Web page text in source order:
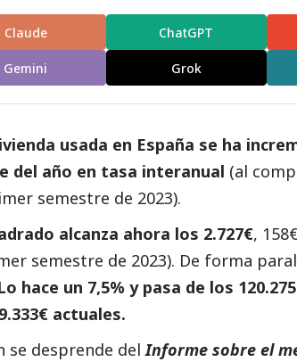
Claude ChatGPT
Gemini Grok
usada en España se ha
del año en tasa interanual (al
semestre de 2023).
alcanza ahora los 2.727€,
semestre de 2023). De forma
hace un 7,5% y pasa de los
actuales.
se desprende delInforme sobre el